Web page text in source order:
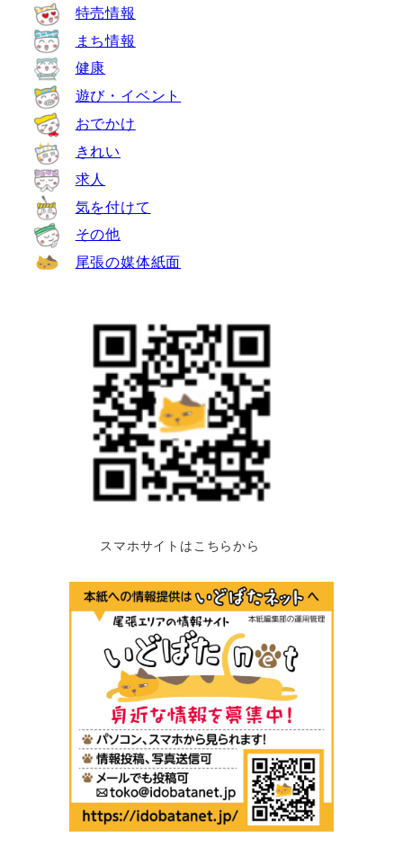
特売情報
まち情報
健康
遊び・イベント
おでかけ
きれい
求人
気を付けて
その他
尾張の媒体紙面
スマホサイトはこちらから